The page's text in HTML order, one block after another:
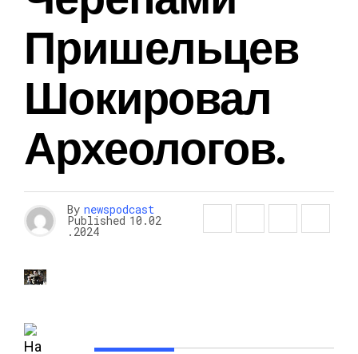
Пришельцев
Шокировал
Археологов.
By newspodcast
Published 10.02
.2024